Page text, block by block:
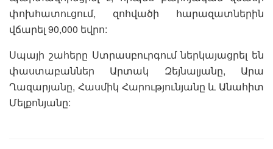
փոխհատուցում, զոհվածի հարազատներին
վճարել 90,000 եվրո:
Սպայի շահերը Ստրասբուրգում ներկայացրել են
փաստաբաններ Արտակ Զեյնալյանը, Արա
Ղազարյանը, Հասմիկ Հարությունյանը և Անահիտ
Մելքոնյանը: